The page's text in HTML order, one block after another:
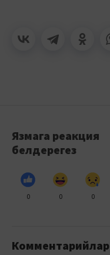
Язмага реакция
белдерегез
0 0 0
Комментарийлар